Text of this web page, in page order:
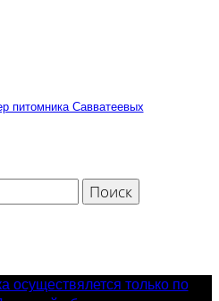
питомника Савватеевых
только по